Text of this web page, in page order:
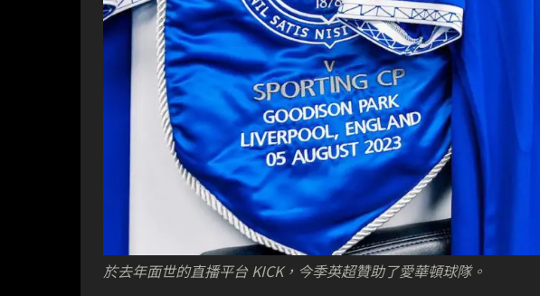
於去年面世的直播平台 KICK，今季英超贊助了愛華頓球隊。